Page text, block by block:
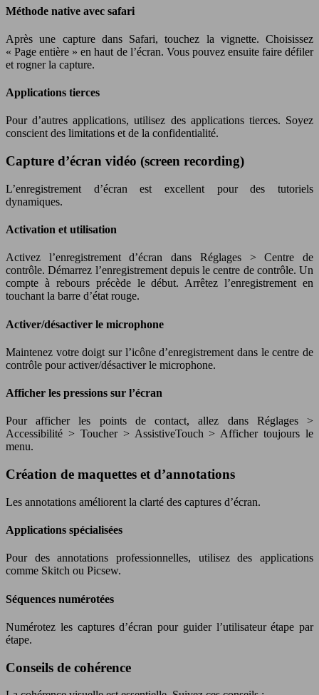
Méthode native avec safari
Après une capture dans Safari, touchez la vignette. Choisissez
« Page entière » en haut de l’écran. Vous pouvez ensuite faire défiler
et rogner la capture.
Applications tierces
Pour d’autres applications, utilisez des applications tierces. Soyez
conscient des limitations et de la confidentialité.
Capture d’écran vidéo (screen recording)
L’enregistrement d’écran est excellent pour des tutoriels
dynamiques.
Activation et utilisation
Activez l’enregistrement d’écran dans Réglages > Centre de
contrôle. Démarrez l’enregistrement depuis le centre de contrôle. Un
compte à rebours précède le début. Arrêtez l’enregistrement en
touchant la barre d’état rouge.
Activer/désactiver le microphone
Maintenez votre doigt sur l’icône d’enregistrement dans le centre de
contrôle pour activer/désactiver le microphone.
Afficher les pressions sur l’écran
Pour afficher les points de contact, allez dans Réglages >
Accessibilité > Toucher > AssistiveTouch > Afficher toujours le
menu.
Création de maquettes et d’annotations
Les annotations améliorent la clarté des captures d’écran.
Applications spécialisées
Pour des annotations professionnelles, utilisez des applications
comme Skitch ou Picsew.
Séquences numérotées
Numérotez les captures d’écran pour guider l’utilisateur étape par
étape.
Conseils de cohérence